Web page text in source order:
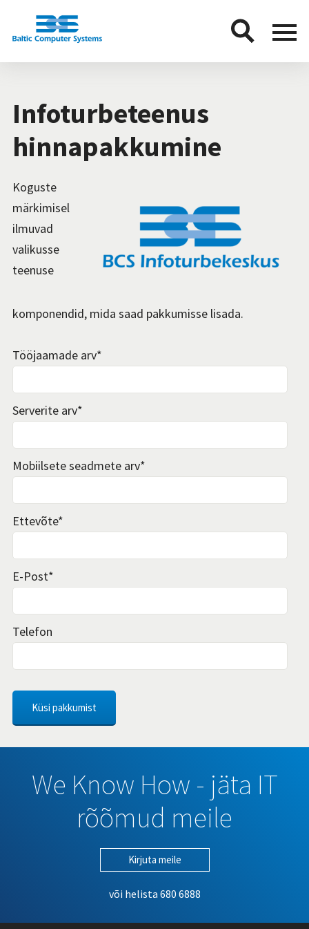
Menu
Infoturbeteenus
hinnapakkumine
Koguste
märkimisel
ilmuvad
valikusse
teenuse
komponendid, mida saad pakkumisse lisada.
Tööjaamade arv*
Serverite arv*
Mobiilsete seadmete arv*
Ettevõte*
E-Post*
Telefon
We Know How - jäta IT
rõõmud meile
Kirjuta meile
või helista 680 6888